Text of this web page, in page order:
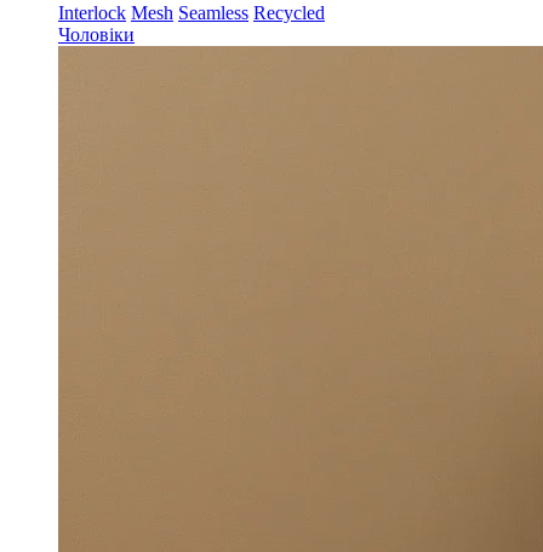
Interlock Mesh Seamless Recycled
Чоловіки